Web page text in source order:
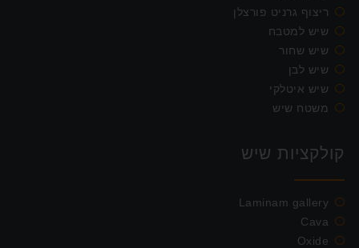
ריצוף גרניט פורצלן
שיש למטבח
שיש שחור
שיש לבן
שיש איטלקי
משטח שיש
קולקציות שיש
Laminam gallery
Cava
Oxide